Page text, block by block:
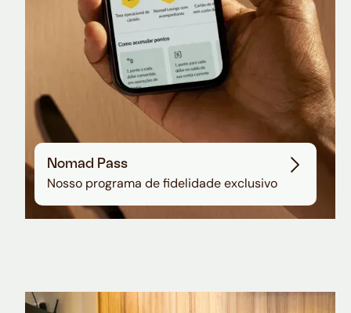
Nomad Pass
Nosso programa de fidelidade exclusivo